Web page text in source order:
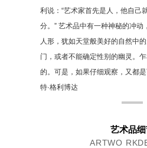
利说：“艺术家首先是人，他自己
分。” 艺术品中有一种神秘的冲动
人形，犹如天堂般美好的自然中
门，或者不能确定性别的幽灵。
的。可是，如果仔细观察，又都
特·格利博达
艺术品
ARTWO